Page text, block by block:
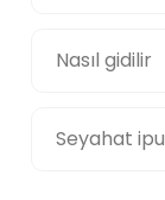
Nasıl gidilir
Seyahat